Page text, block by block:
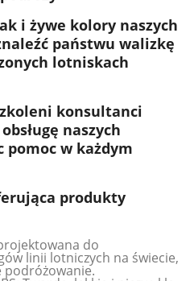
i żywe kolory naszych
państwu walizkę
lotniskach
konsultanci
naszych
w każdym
produkty
do
linii lotniczych na świecie,
podróżowanie.